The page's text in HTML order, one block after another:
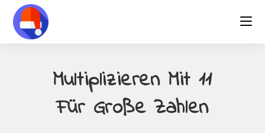
Multiplizieren Mit 11
Für Große Zahlen